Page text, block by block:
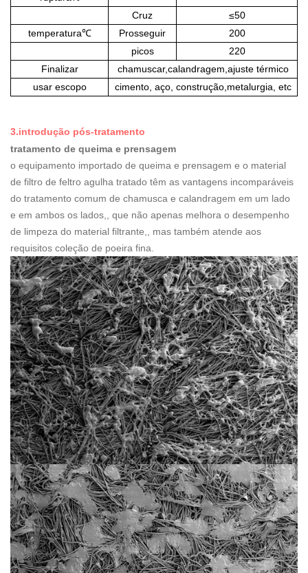
Cruz
≤50
temperatura℃ Prosseguir
200
picos
220
Finalizar
chamuscar,calandragem,ajuste térmico
usar escopo
cimento, aço, construção,metalurgia, etc
3.introdução pós-tratamento
tratamento de queima e prensagem
o equipamento importado de queima e prensagem e o material
de filtro de feltro agulha tratado têm as vantagens incomparáveis
do tratamento comum de chamusca e calandragem em um lado
e em ambos os lados,, que não apenas melhora o desempenho
de limpeza do material filtrante,, mas também atende aos
requisitos coleção de poeira fina.